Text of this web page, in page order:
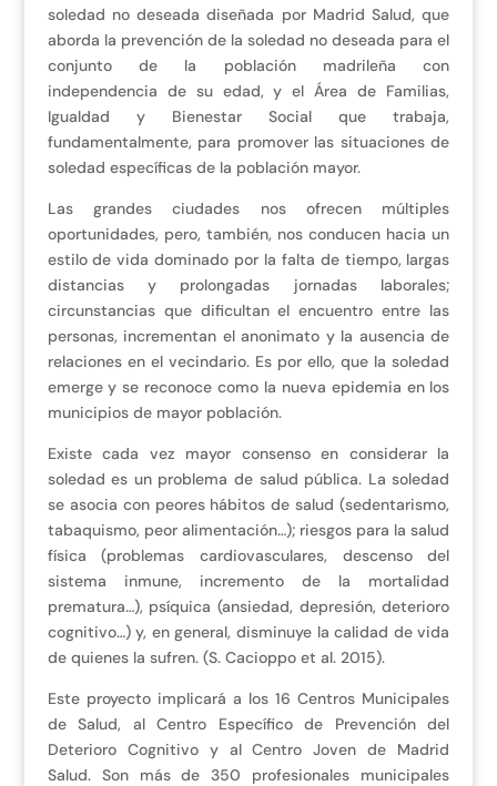
soledad no deseada diseñada por Madrid Salud, que
aborda la prevención de la soledad no deseada para el
conjunto de la población madrileña con
independencia de su edad, y el Área de Familias,
Igualdad y Bienestar Social que trabaja,
fundamentalmente, para promover las situaciones de
soledad específicas de la población mayor.
Las grandes ciudades nos ofrecen múltiples
oportunidades, pero, también, nos conducen hacia un
estilo de vida dominado por la falta de tiempo, largas
distancias y prolongadas jornadas laborales;
circunstancias que dificultan el encuentro entre las
personas, incrementan el anonimato y la ausencia de
relaciones en el vecindario. Es por ello, que la soledad
emerge y se reconoce como la nueva epidemia en los
municipios de mayor población.
Existe cada vez mayor consenso en considerar la
soledad es un problema de salud pública. La soledad
se asocia con peores hábitos de salud (sedentarismo,
tabaquismo, peor alimentación…); riesgos para la salud
física (problemas cardiovasculares, descenso del
sistema inmune, incremento de la mortalidad
prematura…), psíquica (ansiedad, depresión, deterioro
cognitivo…) y, en general, disminuye la calidad de vida
de quienes la sufren. (S. Cacioppo et al. 2015).
Este proyecto implicará a los 16 Centros Municipales
de Salud, al Centro Específico de Prevención del
Deterioro Cognitivo y al Centro Joven de Madrid
Salud. Son más de 350 profesionales municipales